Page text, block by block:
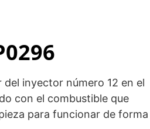
inyector número 12 en el
con el combustible que
para funcionar de forma